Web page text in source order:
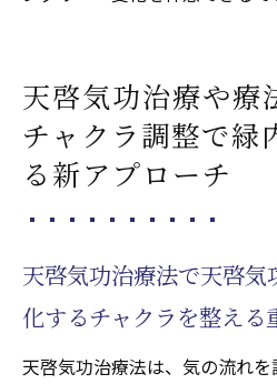
天啓気功治療や療
チャクラ調整で緑
る新アプローチ
天啓気功治療法で天啓
化するチャクラを整える
天啓気功治療法は、気の流れ